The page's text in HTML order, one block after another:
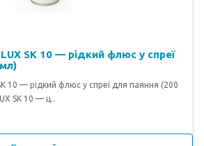
SK 10 — рідкий флюс у спреї
10 — рідкий флюс у спреї для паяння (200
SK 10 — ц..